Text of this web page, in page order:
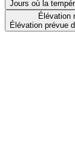
Jours où la
Élévation
Élévation prévue